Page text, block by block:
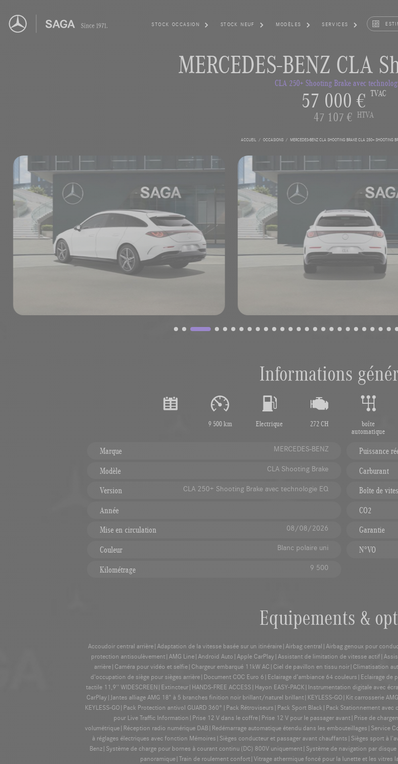
STOCK OCCASION STOCK NEUF MODÈLES SERVICES
MERCEDES-BENZ CLA
CLA 250+ Shooting Brake avec
57 000 € TVAC
47 107 € HTVA
ACCUEIL OCCASIONS MERCEDES-BENZ CLA SHOOTING BRAKE CLA 250+ SHOOTING
Informations
9 500 km Electrique 272 CH boîte
automatique
Marque MERCEDES-BENZ
Modèle CLA Shooting Brake
Version CLA 250+ Shooting Brake avec technologie EQ
Année
Mise en circulation
08/08/2026
Couleur Blanc polaire uni
Kilométrage 9 500
Puissance
Carburant
Boîte de
CO2
Garantie
N°VO
Equipements &
Accoudoir central arrière|Adaptation de la vitesse basée sur un itinéraire|Airbag central|Airbag genoux pour
protection antisoulèvement|AMG Line|Android Auto|Apple CarPlay|Assistant de limitation de vitesse
arrière|Caméra pour vidéo et selfie|Chargeur embarqué 11kW AC|Ciel de pavillon en tissu noir|Climatisation
d'occupation de siège pour sièges arrière|Document COC Euro 6|Eclairage d’ambiance 64 couleurs|Eclairage
tactile 11,9'' WIDESCREEN|Extincteur|HANDS-FREE ACCESS|Hayon EASY-PACK|Instrumentation digitale avec
CarPlay|Jantes alliage AMG 18" à 5 branches finition noir brillant/naturel brillant|KEYLESS-GO|Kit carrosserie
KEYLESS-GO|Pack Protection antivol GUARD 360°|Pack Rétroviseurs|Pack Sport Black|Pack Stationnement
pour Live Traffic Information|Prise 12 V dans le coffre|Prise 12 V pour le passager avant|Prise de
volumétrique|Réception radio numérique DAB|Redémarrage automatique étendu dans les embouteillages|Service
à réglages électriques avec fonction Mémoires|Sièges conducteur et passager avant chauffants|Sièges sport à
Benz|Système de charge pour bornes à courant continu (DC) 800V uniquement|Système de navigation par
panoramique|Train de roulement confort|Vitrage athermique foncé pour la lunette et les